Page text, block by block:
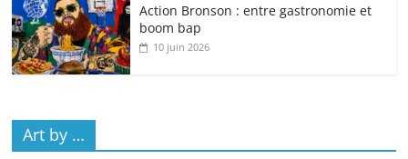
Action Bronson : entre gastronomie et
boom bap
10 juin 2026
Art by …